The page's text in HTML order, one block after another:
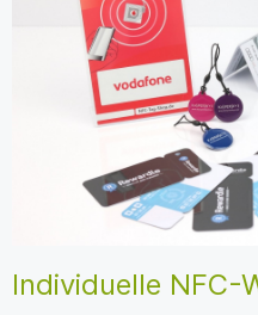
Individuelle NFC-